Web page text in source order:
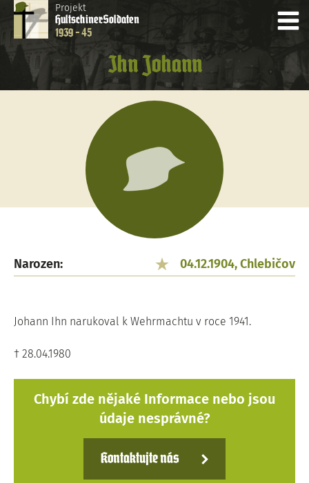
Projekt
HultschinerSoldaten
1939 - 45
Ihn Johann
Narozen: 04.12.1904, Chlebičov
Johann Ihn narukoval k Wehrmachtu v roce 1941.
† 28.04.1980
Chybí zde nějaké Informace nebo jsou
údaje nesprávné?
Kontaktujte nás